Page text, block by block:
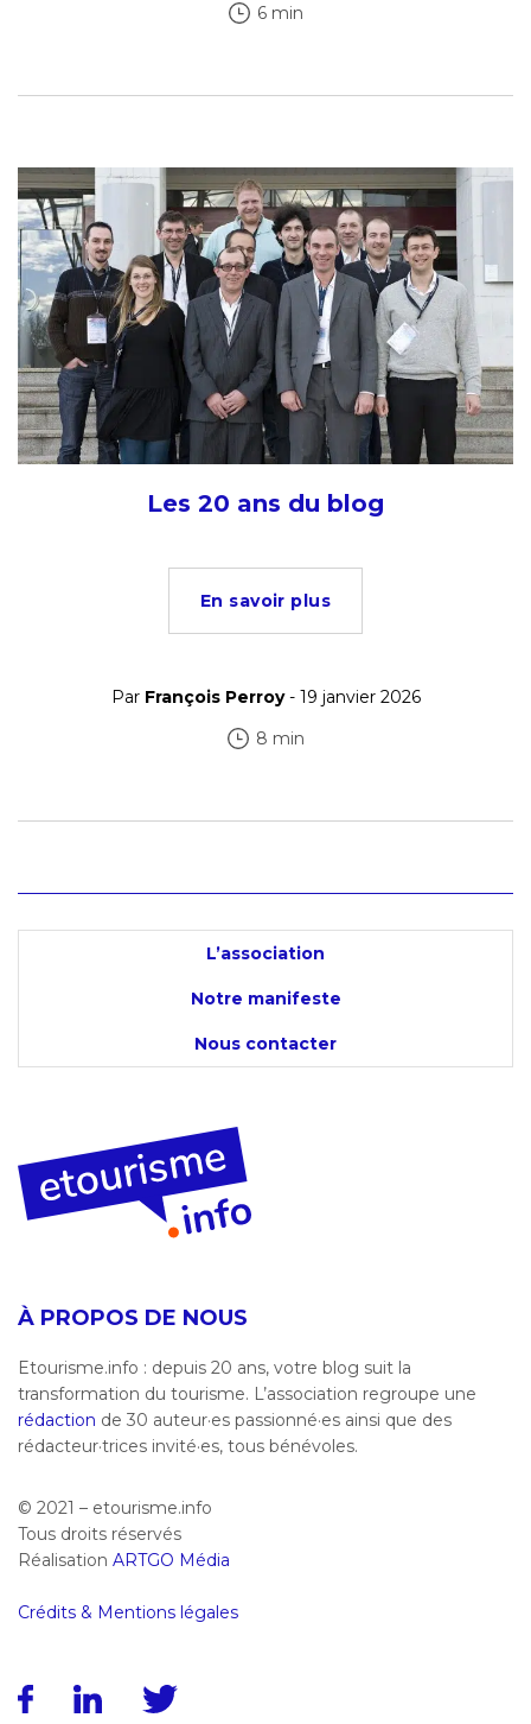
6 min
Les 20 ans du blog
En savoir plus
Par François Perroy- 19 janvier 2026
8 min
L’association
Notre manifeste
Nous contacter
À PROPOS DE NOUS
Etourisme.info : depuis 20 ans, votre blog suit la
transformation du tourisme. L’association regroupe une
rédaction de 30 auteur·es passionné·es ainsi que des
rédacteur·trices invité·es, tous bénévoles.
© 2021 – etourisme.info
Tous droits réservés
Réalisation ARTGO Média
Crédits & Mentions légales